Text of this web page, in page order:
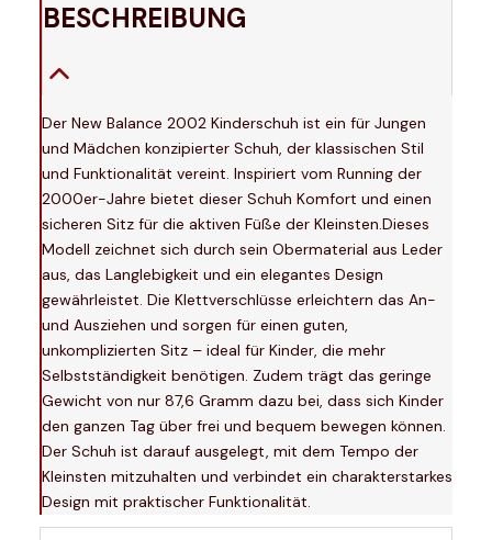
BESCHREIBUNG
Der New Balance 2002 Kinderschuh ist ein für Jungen
und Mädchen konzipierter Schuh, der klassischen Stil
und Funktionalität vereint. Inspiriert vom Running der
2000er-Jahre bietet dieser Schuh Komfort und einen
sicheren Sitz für die aktiven Füße der Kleinsten.Dieses
Modell zeichnet sich durch sein Obermaterial aus Leder
aus, das Langlebigkeit und ein elegantes Design
gewährleistet. Die Klettverschlüsse erleichtern das An-
und Ausziehen und sorgen für einen guten,
unkomplizierten Sitz – ideal für Kinder, die mehr
Selbstständigkeit benötigen. Zudem trägt das geringe
Gewicht von nur 87,6 Gramm dazu bei, dass sich Kinder
den ganzen Tag über frei und bequem bewegen können.
Der Schuh ist darauf ausgelegt, mit dem Tempo der
Kleinsten mitzuhalten und verbindet ein charakterstarkes
Design mit praktischer Funktionalität.